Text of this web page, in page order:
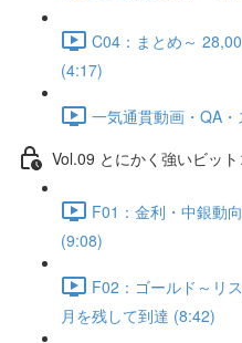
C04：まとめ～
(4:17)
一気通貫動画・QA
Vol.09 とにかく強いビッ
F01：金利・中銀動
(9:08)
F02：ゴールド～リ
月を残して到達 (8:42)